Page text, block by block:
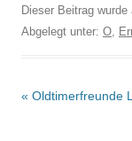
Dieser Beitrag wurde
Abgelegt unter: O
Beitrags-
« Oldtimerfreunde